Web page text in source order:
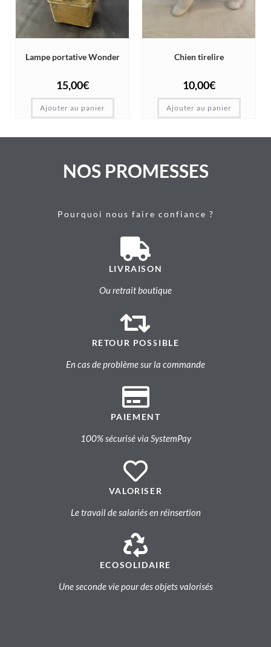
Lampe portative Wonder
15,00€
Ajouter au panier
Chien tirelire
10,00€
Ajouter au panier
NOS PROMESSES
Pourquoi nous faire confiance ?
LIVRAISON
Ou retrait boutique
RETOUR POSSIBLE
En cas de problème sur la commande
PAIEMENT
100% sécurisé via SystemPay
VALORISER
Le travail de salariés en réinsertion
ECOSOLIDAIRE
Une seconde vie pour des objets valorisés